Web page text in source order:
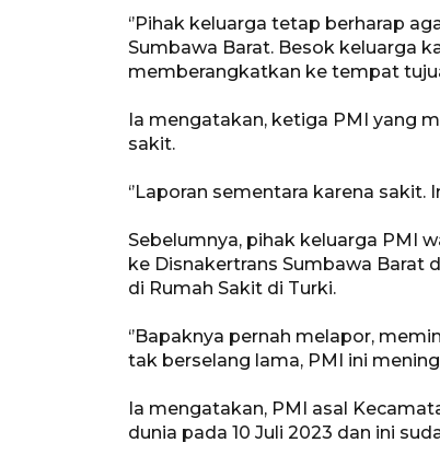
‘’Pihak keluarga tetap berharap
Sumbawa Barat. Besok keluarga
memberangkatkan ke tempat
Ia mengatakan, ketiga PMI yang
sakit.
‘’Laporan sementara karena sakit.
Sebelumnya, pihak keluarga PMI
ke Disnakertrans Sumbawa Barat
di Rumah Sakit di Turki.
‘’Bapaknya pernah melapor,
tak berselang lama, PMI ini
Ia mengatakan, PMI asal
dunia pada 10 Juli 2023 dan ini